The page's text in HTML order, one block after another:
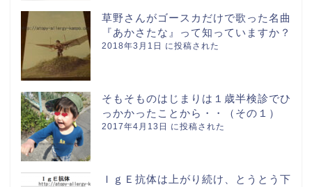
草野さんがゴースカだけで歌った名曲
『あかさたな』って知っていますか？
2018年3月1日 に投稿された
そもそものはじまりは１歳半検診でひ
っかかったことから・・（その１）
2017年4月13日 に投稿された
ＩｇＥ抗体は上がり続け、とうとう下